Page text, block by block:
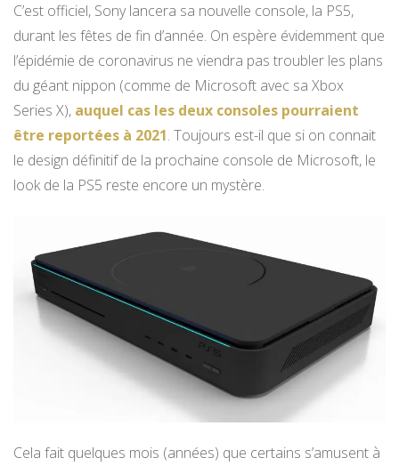
C’est officiel, Sony lancera sa nouvelle console, la PS5,
durant les fêtes de fin d’année. On espère évidemment que
l’épidémie de coronavirus ne viendra pas troubler les plans
du géant nippon (comme de Microsoft avec sa Xbox
Series X), auquel cas les deux consoles pourraient
être reportées à 2021. Toujours est-il que si on connait
le design définitif de la prochaine console de Microsoft, le
look de la PS5 reste encore un mystère.
Cela fait quelques mois (années) que certains s’amusent à